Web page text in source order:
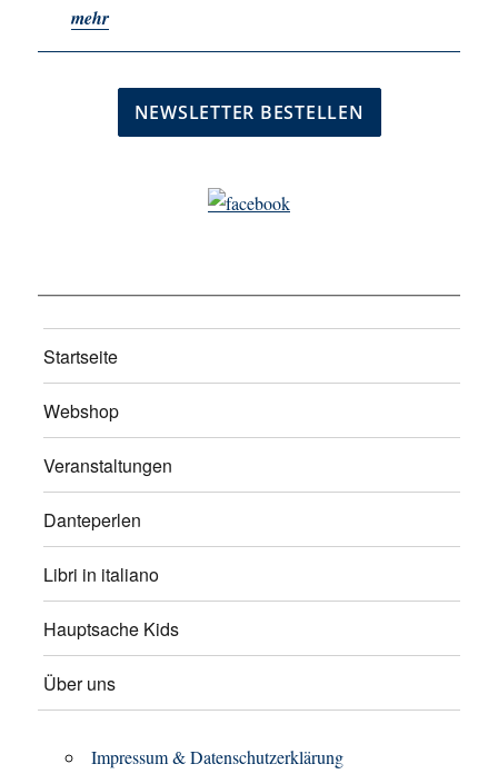
mehr
Startseite
Webshop
Veranstaltungen
Danteperlen
Libri in italiano
Hauptsache Kids
Über uns
Impressum & Datenschutzerklärung